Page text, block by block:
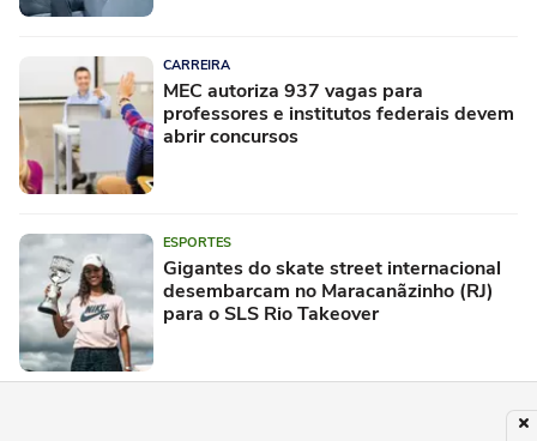
CARREIRA
MEC autoriza 937 vagas para
professores e institutos federais devem
abrir concursos
ESPORTES
Gigantes do skate street internacional
desembarcam no Maracanãzinho (RJ)
para o SLS Rio Takeover